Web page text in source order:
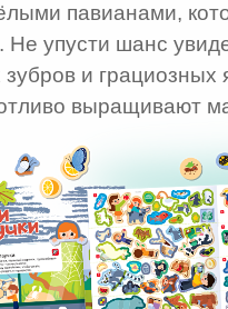
павианами,
Не упусти шанс
и грациозных
выращивают